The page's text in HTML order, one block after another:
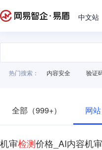
中文站
热门搜索： 内容安全 验证
全部（999+） 网站
机审检测价格_AI内容机审